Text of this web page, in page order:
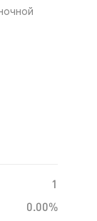
1
0.00%